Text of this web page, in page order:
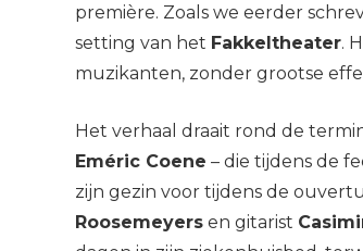
première. Zoals we eerder
setting van het Fakkeltheater.
muzikanten, zonder grootse
Het verhaal draait rond de
Eméric Coene – die tijdens de
zijn gezin voor tijdens de
Roosemeyersen gitarist